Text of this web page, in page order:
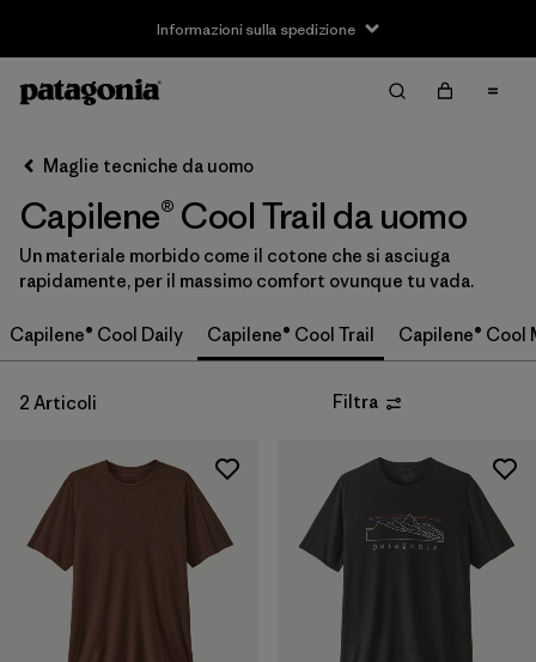
Informazioni sulla spedizione
Filtra per
Taglia
(2)
M (2)
L (2)
Filtra per
Famiglia di prodotti
Filtra per
Vestibilità
Filtra per
Colore
Maglie tecniche da uomo
Capilene® Cool Trail da uomo
Un materiale morbido come il cotone che si asciuga
rapidamente, per il massimo comfort ovunque tu vada.
Capilene® Cool Daily Capilene® Cool Trail Capilene® Cool
2 Articoli Filtra